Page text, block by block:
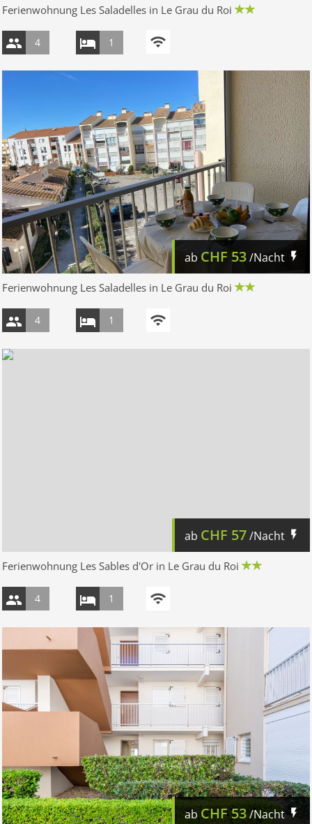
Ferienwohnung Les Saladelles in Le Grau du Roi
4 1
ab CHF 53/Nacht
Ferienwohnung Les Saladelles in Le Grau du Roi
4 1
ab CHF 57/Nacht
Ferienwohnung Les Sables d'Or in Le Grau du Roi
4 1
abCHF53/Nacht